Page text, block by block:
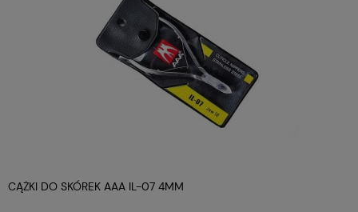
CĄŻKI DO SKÓREK AAA IL-07 4MM